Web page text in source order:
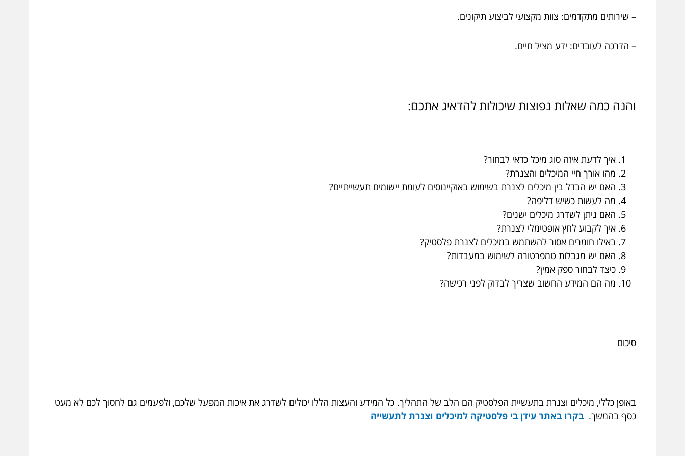
– שירותים מתקדמים: צוות מקצועי לביצוע תיקונים.
– הדרכה לעובדים: ידע מציל חיים.
והנה כמה שאלות נפוצות שיכולות להדאיג אתכם:
איך לדעת איזה סוג מיכל כדאי לבחור?
מהו אורך חיי המיכלים והצנרת?
האם יש הבדל בין מיכלים לצנרת בשימוש באוקיינוסים לעומת יישומים תעשייתיים?
מה לעשות כשיש דליפה?
האם ניתן לשדרג מיכלים ישנים?
איך לקבוע לחץ אופטימלי לצנרת?
באילו חומרים אסור להשתמש במיכלים לצנרת פלסטיק?
האם יש מגבלות טמפרטורה לשימוש במעבדות?
כיצד לבחור ספק אמין?
מה הם המידע החשוב שצריך לבדוק לפני רכישה?
סיכום
באופן כללי, מיכלים וצנרת בתעשיית הפלסטיק הם הלב של התהליך. כל המידע והעצות הללו יכולים לשדרג את איכות המפעל שלכם, ולפעמים גם לחסוך לכם לא מעט
כסף בהמשך. בקרו באתר עידן בי פלסטיקה למיכלים וצנרת לתעשייה